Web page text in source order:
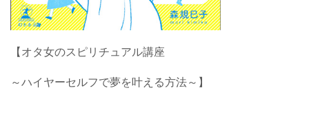
【オタ女のスピリチュアル講座
～ハイヤーセルフで夢を叶える方法～】